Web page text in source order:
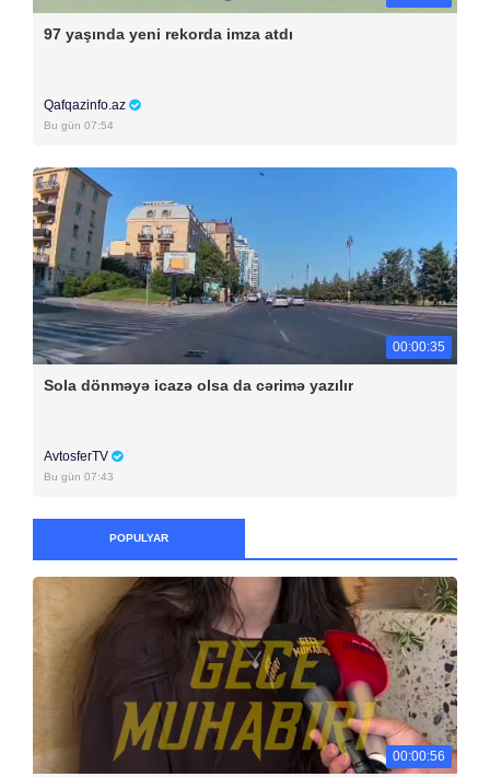
97 yaşında yeni rekorda imza atdı
Qafqazinfo.az
Bu gün 07:54
00:00:35
Sola dönməyə icazə olsa da cərimə yazılır
AvtosferTV
Bu gün 07:43
POPULYAR
00:00:56